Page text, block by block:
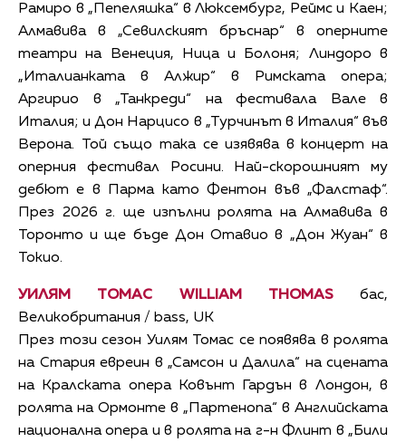
Рамиро в „Пепеляшка“ в Люксембург, Реймс и Каен;
Алмавива в „Севилският бръснар“ в оперните
театри на Венеция, Ница и Болоня; Линдоро в
„Италианката в Алжир“ в Римската опера;
Аргирио в „Танкреди“ на фестивала Вале в
Италия; и Дон Нарцисо в „Турчинът в Италия“ във
Верона. Той също така се изявява в концерт на
оперния фестивал Росини. Най-скорошният му
дебют е в Парма като Фентон във „Фалстаф“.
През 2026 г. ще изпълни ролята на Алмавива в
Торонто и ще бъде Дон Отавио в „Дон Жуан“ в
Токио.
УИЛЯМ ТОМАС WILLIAM THOMASбас,
Великобритания / bass, UK
През този сезон Уилям Томас се появява в ролята
на Стария евреин в „Самсон и Далила“ на сцената
на Кралската опера Ковънт Гардън в Лондон, в
ролята на Ормонте в „Партенопа“ в Английската
национална опера и в ролята на г-н Флинт в „Били